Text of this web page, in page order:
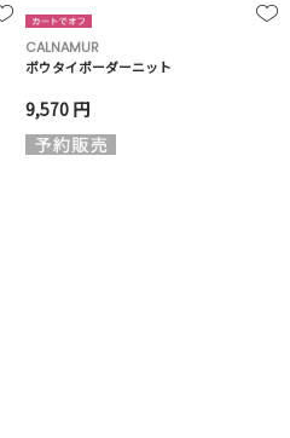
CALNAMUR
ボウタイボーダーニット
9,570 円